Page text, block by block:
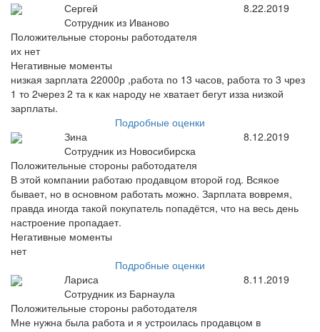
Сергей
Сотрудник из Иваново
8.22.2019
Положительные стороны работодателя
их нет
Негативные моменты
низкая зарплата 22000р ,работа по 13 часов, работа то 3 чрез
1 то 2через 2 та к как народу не хватает бегут изза низкой
зарплаты.
Подробные оценки
Зина
Сотрудник из Новосибирска
8.12.2019
Положительные стороны работодателя
В этой компании работаю продавцом второй год. Всякое
бывает, но в основном работать можно. Зарплата вовремя,
правда иногда такой покупатель попадётся, что на весь день
настроение пропадает.
Негативные моменты
нет
Подробные оценки
Лариса
Сотрудник из Барнаула
8.11.2019
Положительные стороны работодателя
Мне нужна была работа и я устроилась продавцом в